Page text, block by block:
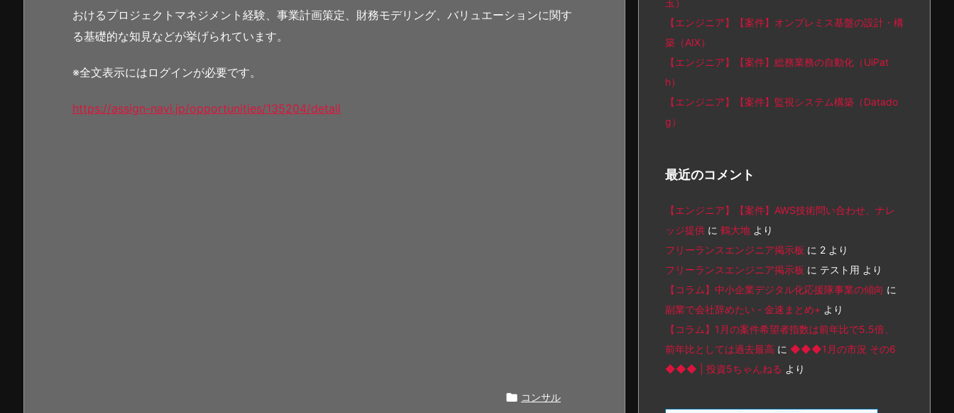
おけるプロジェクトマネジメント経験、事業計画策定、財務モデリング、バリュエーションに関す
る基礎的な知見などが挙げられています。
※全文表示にはログインが必要です。
https://assign-navi.jp/opportunities/135204/detail
 コンサル
玉）
【エンジニア】【案件】オンプレミス基盤の設計・構
築（AIX）
【エンジニア】【案件】総務業務の自動化（UiPat
h）
【エンジニア】【案件】監視システム構築（Datado
g）
最近のコメント
【エンジニア】【案件】AWS技術問い合わせ、ナレ
ッジ提供 に 鶴大地 より
フリーランスエンジニア掲示板 に 2 より
フリーランスエンジニア掲示板 に テスト用 より
【コラム】中小企業デジタル化応援隊事業の傾向 に
副業で会社辞めたい - 金速まとめ+ より
【コラム】1月の案件希望者指数は前年比で5.5倍、
前年比としては過去最高 に ◆◆◆1月の市況 その6
◆◆◆ | 投資5ちゃんねる より